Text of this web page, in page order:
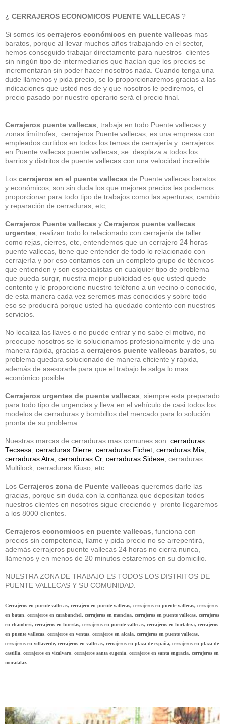
¿ CERRAJEROS ECONOMICOS PUENTE VALLECAS ?
Si somos los cerrajeros económicos en puente vallecas mas
baratos, porque al llevar muchos años trabajando en el sector,
hemos conseguido trabajar directamente para nuestros clientes
sin ningún tipo de intermediarios que hacían que los precios se
incrementaran sin poder hacer nosotros nada. Cuando tenga una
dude llámenos y pida precio, se lo proporcionaremos gracias a las
indicaciones que usted nos de y que nosotros le pediremos, el
precio pasado por nuestro operario será el precio final.
Cerrajeros puente vallecas , trabaja en todo Puente vallecas y
zonas limítrofes, cerrajeros Puente vallecas, es una empresa con
empleados curtidos en todos los temas de cerrajería y cerrajeros
en Puente vallecas puente vallecas, se .desplaza a todos los
barrios y distritos de puente vallecas con una velocidad increíble.
Los cerrajeros en el puente vallecas de Puente vallecas baratos
y económicos, son sin duda los que mejores precios les podemos
proporcionar para todo tipo de trabajos como las aperturas, cambio
y reparación de cerraduras, etc,
Cerrajeros Puente vallecas y Cerrajeros puente vallecas
urgentes , realizan todo lo relacionado con cerrajería de taller
como rejas, cierres, etc, entendemos que un cerrajero 24 horas
puente vallecas, tiene que entender de todo lo relacionado con
cerrajería y por eso contamos con un completo grupo de técnicos
que entienden y son especialistas en cualquier tipo de problema
que pueda surgir, nuestra mejor publicidad es que usted quede
contento y le proporcione nuestro teléfono a un vecino o conocido,
de esta manera cada vez seremos mas conocidos y sobre todo
eso se producirá porque usted ha quedado contento con nuestros
servicios.
No localiza las llaves o no puede entrar y no sabe el motivo, no
preocupe nosotros se lo solucionamos profesionalmente y de una
manera rápida, gracias a cerrajeros puente vallecas baratos , su
problema quedara solucionado de manera eficiente y rápida,
además de asesorarle para que el trabajo le salga lo mas
económico posible.
Cerrajeros urgentes de puente vallecas , siempre esta preparado
para todo tipo de urgencias y lleva en el vehículo de casi todos los
modelos de cerraduras y bombillos del mercado para lo solución
pronta de su problema.
Nuestras marcas de cerraduras mas comunes son: cerraduras
Tecsesa cerraduras Dierre cerraduras Fichet cerraduras Mia
cerraduras Atra cerraduras Cr, cerraduras Sidese , cerraduras
Multilock, cerraduras Kiuso, etc...
Los Cerrajeros zona de Puente vallecas queremos darle las
gracias, porque sin duda con la confianza que depositan todos
nuestros clientes en nosotros sigue creciendo y pronto llegaremos
a los 8000 clientes.
Cerrajeros economicos en puente vallecas , funciona con
precios sin competencia, llame y pida precio no se arrepentirá,
además cerrajeros puente vallecas 24 horas no cierra nunca,
llámenos y en menos de 20 minutos estaremos en su domicilio.
NUESTRA ZONA DE TRABAJO ES TODOS LOS DISTRITOS DE
PUENTE VALLECAS Y SU COMUNIDAD.
Cerrajeros en puente vallecas, cerrajero en puente vallecas, cerrajeros en puente vallecas, cerrajeros
en batan, cerrajeros en carabanchel, cerrajeros en moncloa, cerrajeros en puente vallecas, cerrajeros
en chamberi, cerrajeros en huertas, cerrajeros en puente vallecas, cerrajeros en hortaleza, cerrajeros
en puente vallecas, cerrajeros en ventas, cerrajeros en alcala, cerrajeros en puente vallecas,
cerrajeros en villaverde, cerrajeros en vallecas, cerrajeros en plaza de españa, cerrajeros en plaza de
castilla, cerrajeros en vicalvaro, cerrajeros santa eugenia, cerrajeros en santa engracia, cerrajeros en
moratalaz.